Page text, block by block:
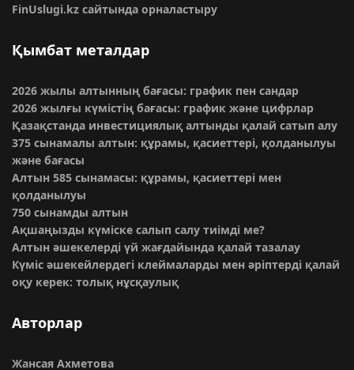
FinUslugi.kz сайтында орналастыру
Қымбат металдар
2026 жылы алтынның бағасы: график пен сандар
2026 жылғы күмістің бағасы: график және цифрлар
Қазақстанда инвестициялық алтынды қалай сатып алу
375 сынамалы алтын: құрамы, қасиеттері, қолданылуы
және бағасы
Алтын 585 сынамасы: құрамы, қасиеттері мен
қолданылуы
750 сынамды алтын
Ақшаңызды күміске салып салу тиімді ме?
Алтын әшекелерді үй жағдайында қалай тазалау
Күміс әшекейлердегі клеймаларды мен әріптерді қалай
оқу керек: толық нұсқаулық
Авторлар
Жансая Ахметова